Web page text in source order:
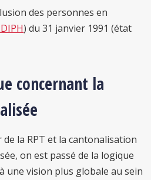
des personnes en
) du 31 janvier 1991 (état
concernant la
la RPT et la cantonalisation
on est passé de la logique
une vision plus globale au sein